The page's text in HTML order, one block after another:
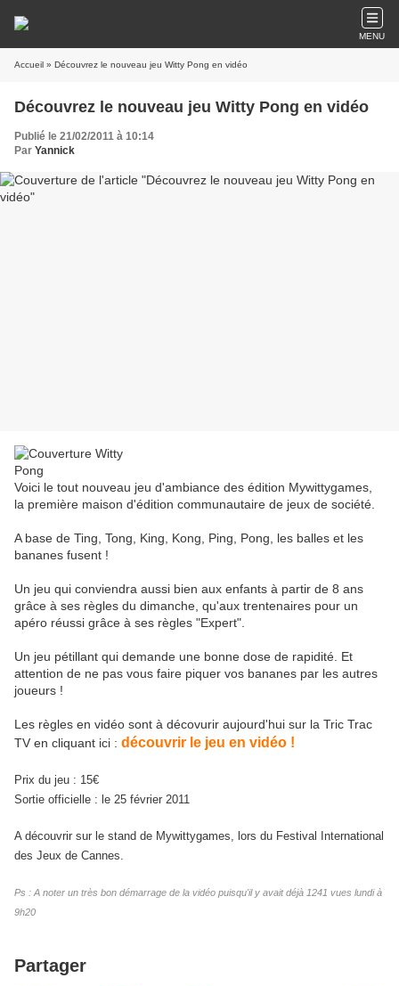
MENU
Accueil » Découvrez le nouveau jeu Witty Pong en vidéo
Découvrez le nouveau jeu Witty Pong en vidéo
Publié le 21/02/2011 à 10:14
Par Yannick
Voici le tout nouveau jeu d'ambiance des édition Mywittygames,
la première maison d'édition communautaire de jeux de société.
A base de Ting, Tong, King, Kong, Ping, Pong, les balles et les
bananes fusent !
Un jeu qui conviendra aussi bien aux enfants à partir de 8 ans
grâce à ses règles du dimanche, qu'aux trentenaires pour un
apéro réussi grâce à ses règles "Expert".
Un jeu pétillant qui demande une bonne dose de rapidité. Et
attention de ne pas vous faire piquer vos bananes par les autres
joueurs !
Les règles en vidéo sont à décovurir aujourd'hui sur la Tric Trac
TV en cliquant ici : découvrir le jeu en vidéo !
Prix du jeu : 15€
Sortie officielle : le 25 février 2011
A découvrir sur le stand de Mywittygames, lors du Festival International
des Jeux de Cannes.
Ps : A noter un très bon démarrage de la vidéo puisqu'il y avait déjà 1241 vues lundi à
9h20
Partager